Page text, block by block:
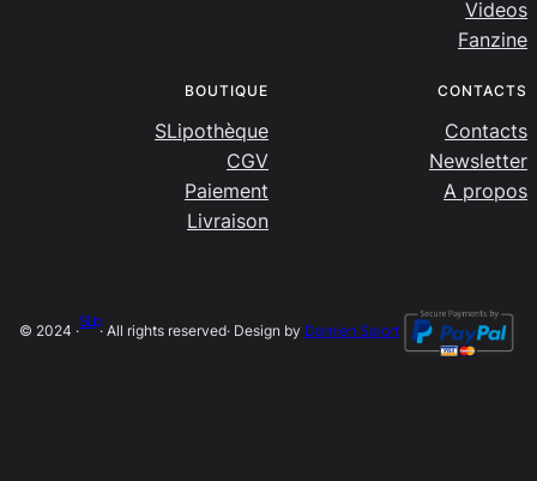
Videos
Fanzine
BOUTIQUE
SLipothèque
CGV
Paiement
Livraison
CONTACTS
Contacts
Newsletter
A propos
© 2024 ·
SLip
· All rights reserved· Design by Damien Salort